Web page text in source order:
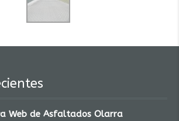
Web de Asfaltados Olarra